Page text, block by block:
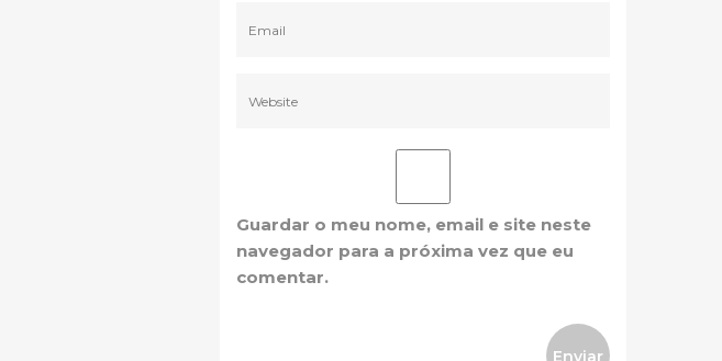
Guardar o meu nome, email e site neste
navegador para a próxima vez que eu
comentar.